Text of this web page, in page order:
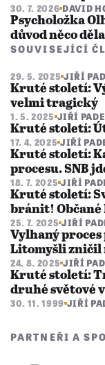
30. 7. 2026 DAVID
Psycholožka
důvod něco
SOUVISEJÍCÍ
29. 5. 2025 JIŘÍ
Kruté století:
velmi tragický
1. 5. 2025 JIŘÍ
Kruté století:
17. 4. 2025 JIŘÍ
Kruté století:
procesu. SNB
18. 7. 2025 JIŘÍ
Kruté století:
bránit!
25. 7. 2025 JIŘÍ
Vylhaný
Litomyšli zničil
24. 8. 2025 JIŘÍ
Kruté století:
druhé světové
30. 11. 1999 JIŘÍ
PARTNEŘI A